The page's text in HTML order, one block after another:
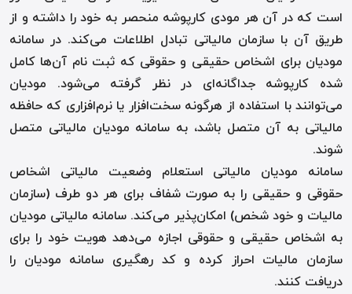
است که در آن هر مودی کارپوشه منحصر به خود را داشته و از
طریق آن با سازمان مالیاتی تبادل اطلاعات می‌کند. در سامانه
مودیان برای اشخاص حقیقی و حقوقی که ثبت نام آن‌ها کامل
شده کارپوشه جداگانه‌ای در نظر گرفته می‌شود. مودیان
می‌توانند با استفاده از هرگونه سخت‌افزار یا نرم‌افزاری که حافظه
مالیاتی به آن متصل باشد، به سامانه مودیان مالیاتی متصل
شوند.
سامانه مودیان مالیاتی استعلام وضعیت مالیاتی اشخاص
حقوقی و حقیقی را به صورت شفاف برای هر دو طرف (سازمان
مالیات و خود شخص) امکان‌پذیر می‌کند. سامانه مالیاتی مودیان
به اشخاص حقیقی و حقوقی اجازه می‌دهد هویت خود را برای
سازمان مالیات احراز کرده و کد رهگیری سامانه مودیان را
دریافت کنند.